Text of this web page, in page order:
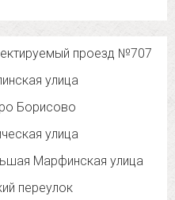
проезд №707
улица
Борисово
улица
Марфинская улица
переулок